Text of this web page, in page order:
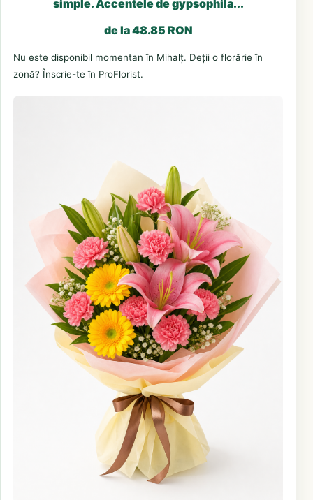
simple. Accentele de gypsophila...
de la 48.85 RON
Nu este disponibil momentan în Mihalț. Deții o florărie în
zonă? Înscrie-te în ProFlorist.